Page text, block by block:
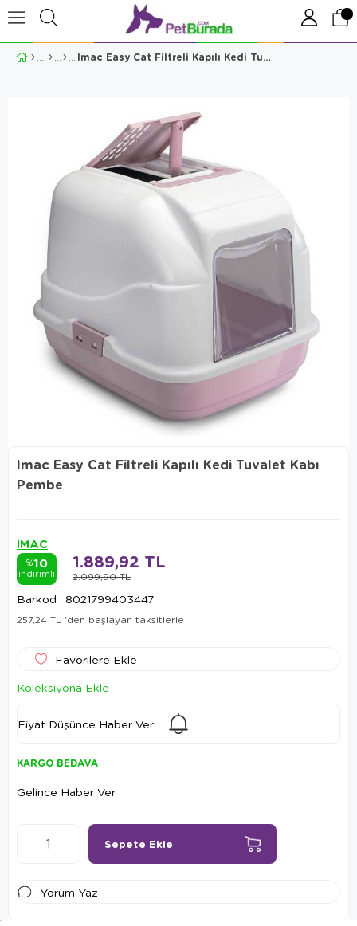
Imac Easy Cat Filtreli Kapılı Kedi Tuvalet Kabı Pembe
Imac Easy Cat Filtreli Kapılı Kedi Tuvalet Kabı
Pembe
IMAC
%10
indirimli 2.099,90 TL
1.889,92 TL
Barkod : 8021799403447
257,24 TL 'den başlayan taksitlerle
Favorilere Ekle
Koleksiyona Ekle
Fiyat Düşünce Haber Ver
KARGO BEDAVA
Gelince Haber Ver
Yorum Yaz